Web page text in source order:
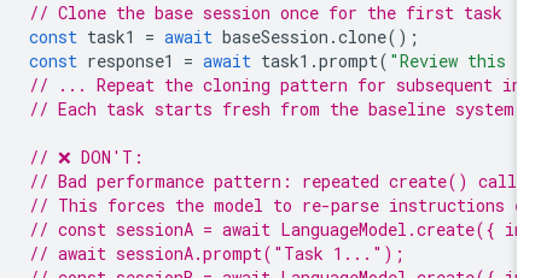
// Clone the base session once for the first task
const task1 = await baseSession.clone ();
const response1 = await task1.prompt("Review
// ... Repeat the cloning pattern for subsequent
// Each task starts fresh from the baseline
// ❌ DON'T:
// Bad performance pattern: repeated create()
// This forces the model to re-parse instructions
// const sessionA = await
// await sessionA.prompt("Task 1...");